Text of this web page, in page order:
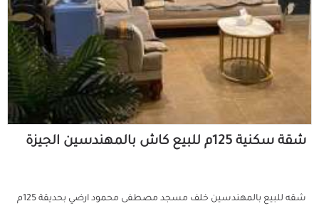
شقة سكنية 125م للبيع كاش بالمهندسين الجيزة
شقه للبيع بالمهندسين خلف مسجد مصطفى محمود ارضي بحديقة 125م